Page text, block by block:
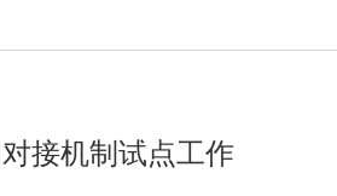
接机制试点工作